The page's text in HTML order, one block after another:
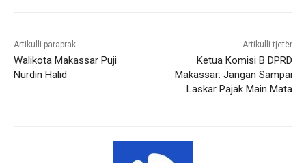
Artikulli paraprak
Walikota Makassar Puji
Nurdin Halid
Artikulli tjetër
Ketua Komisi B DPRD
Makassar: Jangan Sampai
Laskar Pajak Main Mata